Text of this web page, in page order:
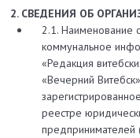
2. СВЕДЕНИЯ ОБ
2.1. Наименование
коммунальное
«Редакция
«Вечерний
реестре
предпринимателей